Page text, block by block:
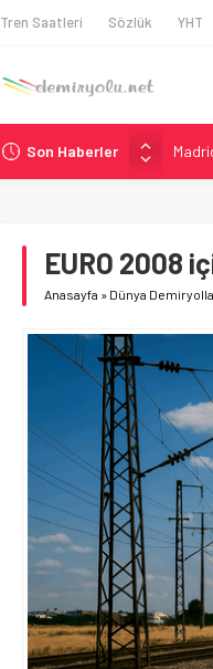
Tren Saatleri Sözlük YHT
Son Haberler
NS,
EURO 2008
Anasayfa » Dünya